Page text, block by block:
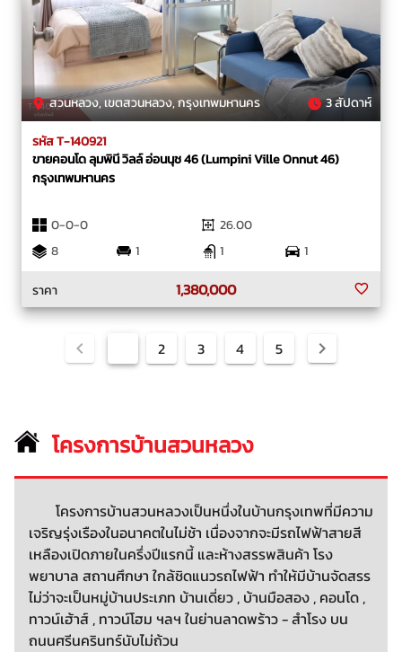
สวนหลวง, เขตสวนหลวง, กรุงเทพมหานคร 3 สัปดาห์
รหัส T-140921
ขายคอนโด ลุมพินี วิลล์ อ่อนนุช 46 (Lumpini Ville Onnut 46)
กรุงเทพมหานคร
0-0-0
26.00
8
1 1
1
ราคา
1,380,000
2 3 4 5
โครงการบ้านสวนหลวง
โครงการบ้านสวนหลวงเป็นหนึ่งในบ้านกรุงเทพที่มีความ
เจริญรุ่งเรืองในอนาคตในไม่ช้า เนื่องจากจะมีรถไฟฟ้าสายสี
เหลืองเปิดภายในครึ่งปีแรกนี้ และห้างสรรพสินค้า โรง
พยาบาล สถานศึกษา ใกล้ชิดแนวรถไฟฟ้า ทำให้มีบ้านจัดสรร
ไม่ว่าจะเป็นหมู่บ้านประเภท บ้านเดี่ยว , บ้านมือสอง , คอนโด ,
ทาวน์เฮ้าส์ , ทาวน์โฮม ฯลฯ ในย่านลาดพร้าว - สำโรง บน
ถนนศรีนครินทร์นับไม่ถ้วน